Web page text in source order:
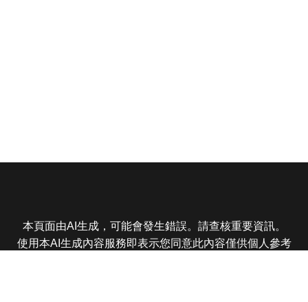
本頁面由AI生成，可能會發生錯誤。請查核重要資訊。
使用本AI生成內容服務即表示您同意此內容僅供個人參考